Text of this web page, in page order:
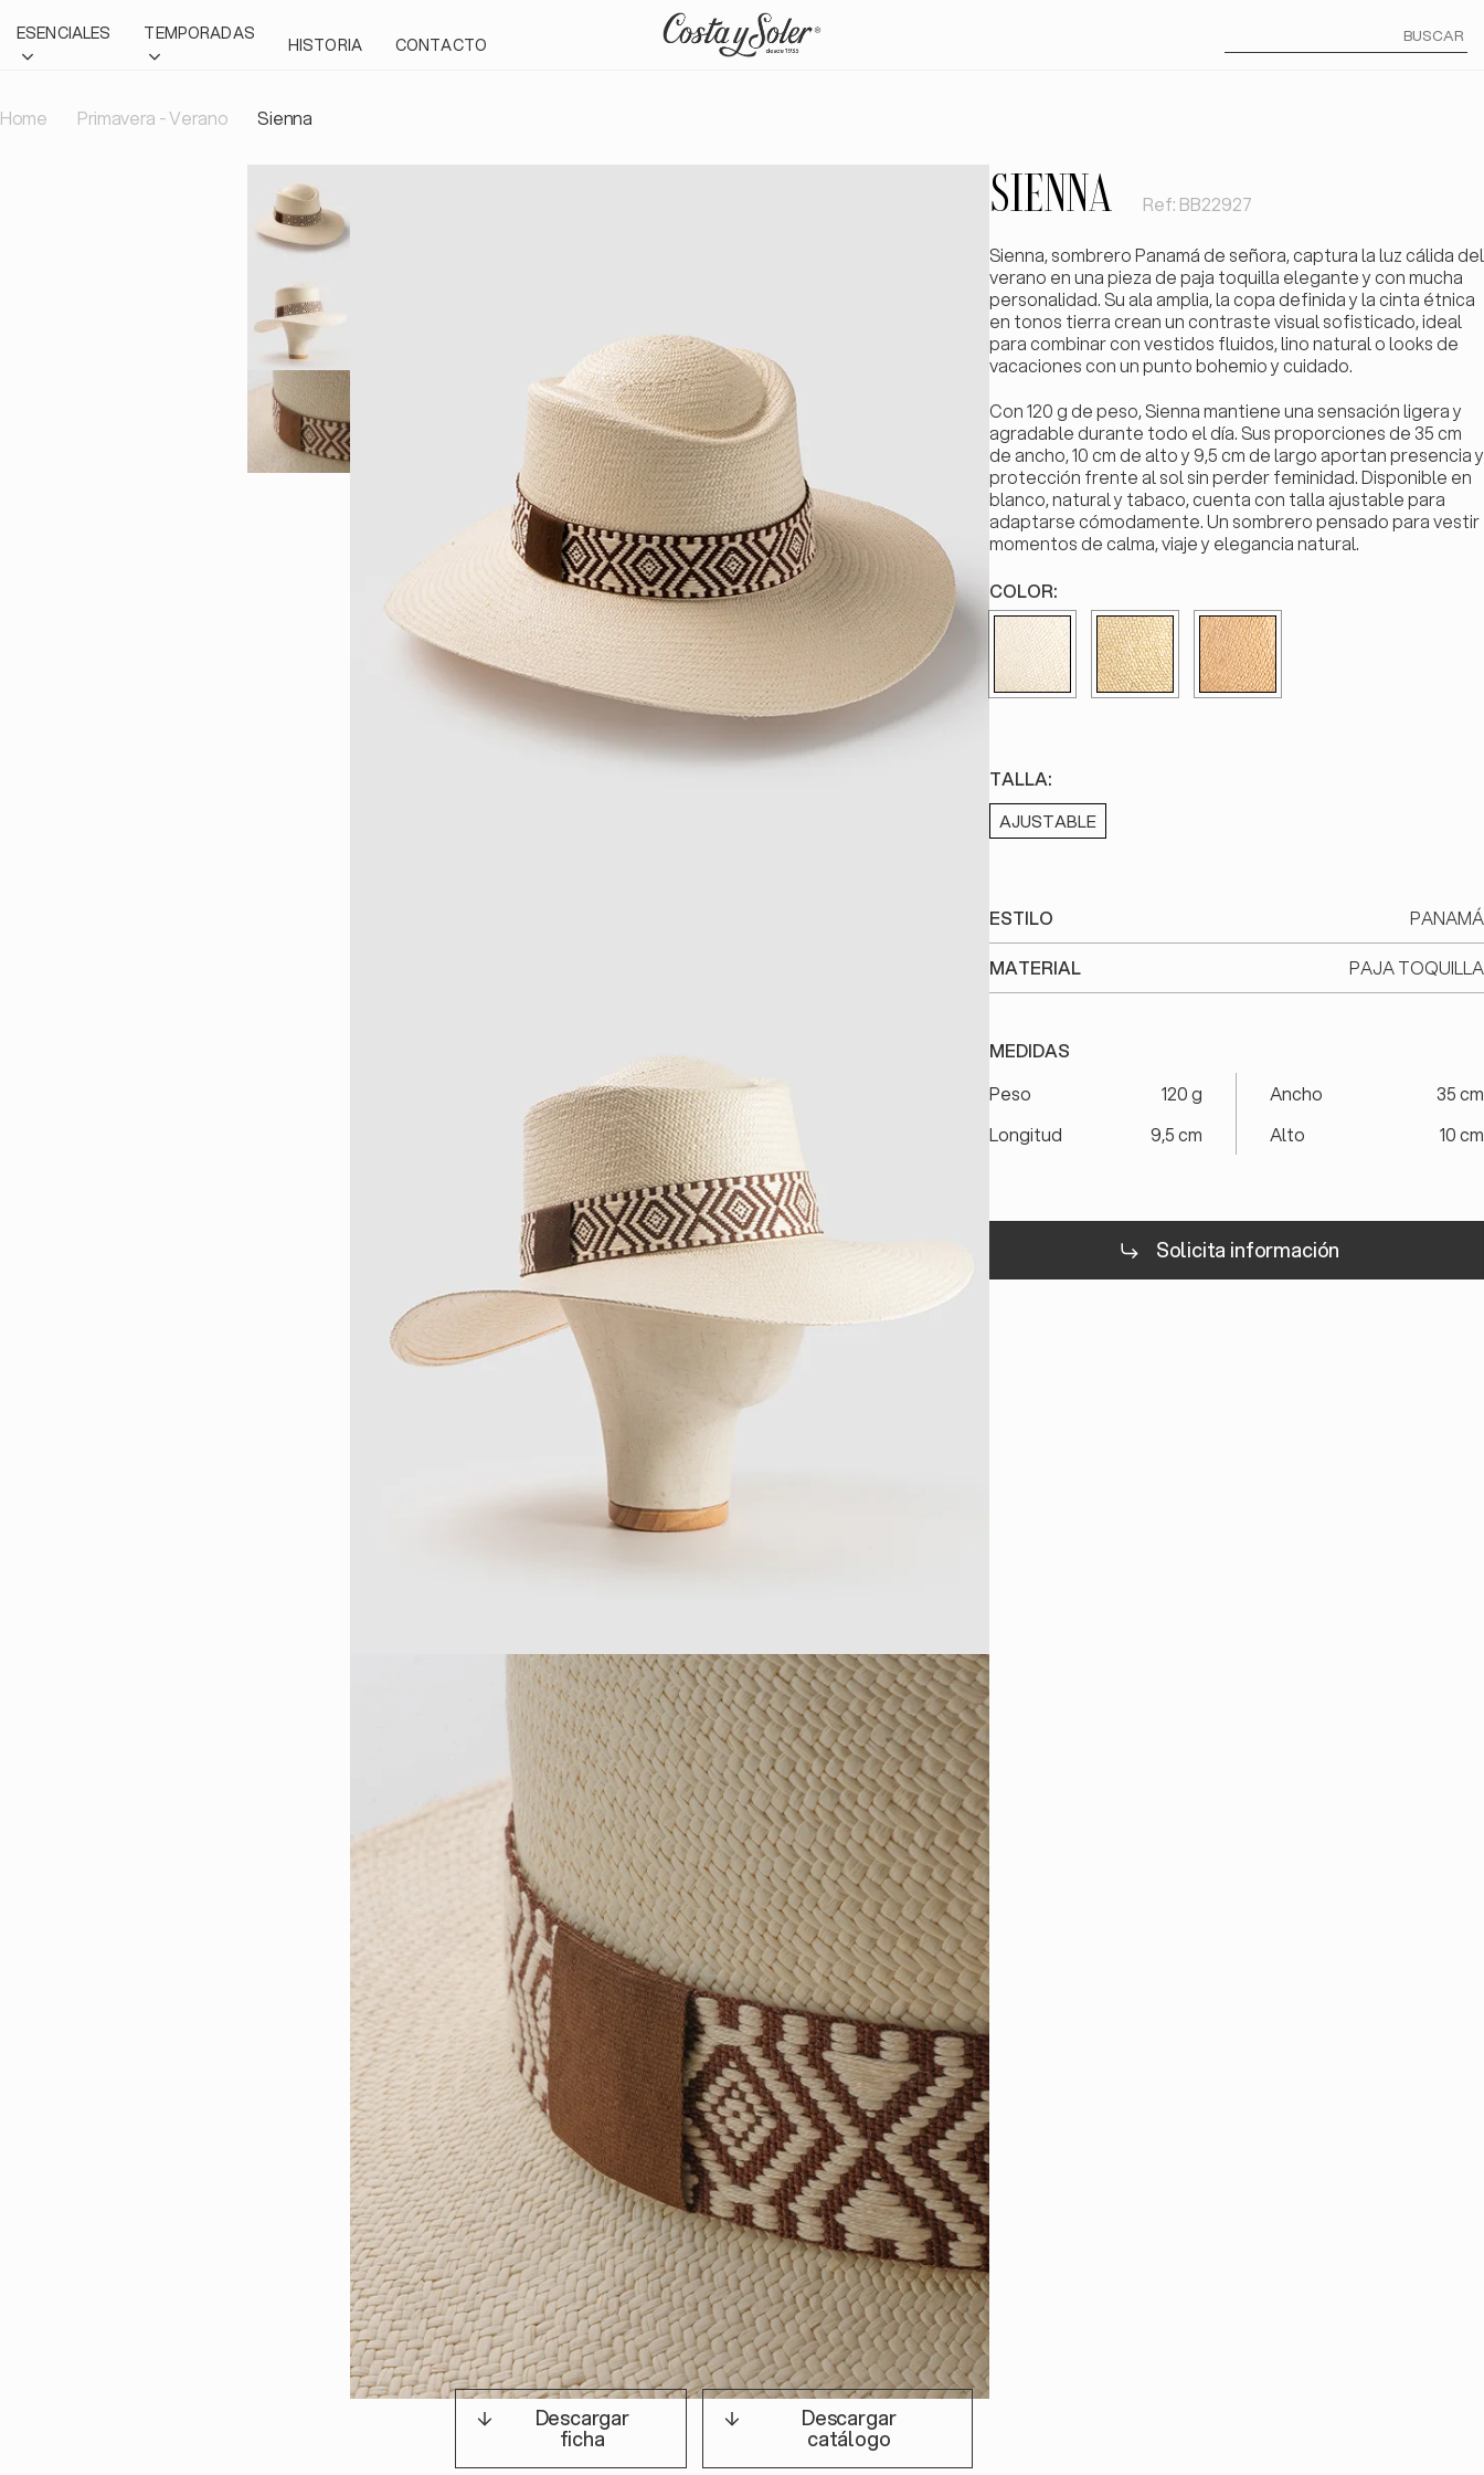
contenido
ESENCIALES TEMPORADAS
HISTORIA CONTACTO
por:
Home Primavera - Verano Sienna
SIENNA
Ref: BB22927
Sienna, sombrero Panamá de señora, captura la luz cálida del
verano en una pieza de paja toquilla elegante y con mucha
personalidad. Su ala amplia, la copa definida y la cinta étnica
en tonos tierra crean un contraste visual sofisticado, ideal
para combinar con vestidos fluidos, lino natural o looks de
vacaciones con un punto bohemio y cuidado.
Con 120 g de peso, Sienna mantiene una sensación ligera y
agradable durante todo el día. Sus proporciones de 35 cm
de ancho, 10 cm de alto y 9,5 cm de largo aportan presencia y
protección frente al sol sin perder feminidad. Disponible en
blanco, natural y tabaco, cuenta con talla ajustable para
adaptarse cómodamente. Un sombrero pensado para vestir
momentos de calma, viaje y elegancia natural.
COLOR:
TALLA:
AJUSTABLE
ESTILO
PANAMÁ
MATERIAL
PAJA TOQUILLA
MEDIDAS
Peso
120 g Ancho
35 cm
Longitud
9,5 cm Alto 10 cm
Solicita información
Descargar
ficha
Descargar
catálogo